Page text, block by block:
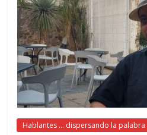
Hablantes ... dispersando la palabra